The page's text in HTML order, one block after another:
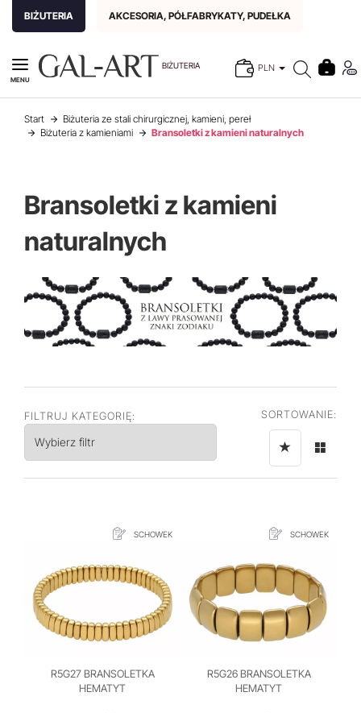
BIŻUTERIA AKCESORIA, PÓŁFABRYKATY, PUDEŁKA
BIŻUTERIA PLN
MENU
Start
Biżuteria ze stali chirurgicznej, kamieni, pereł
Biżuteria z kamieniami
Bransoletki z kamieni naturalnych
Bransoletki z kamieni
naturalnych
FILTRUJ KATEGORIĘ:
Wybierz filtr
SORTOWANIE:
SCHOWEK
R5G27 BRANSOLETKA
HEMATYT
SCHOWEK
R5G26 BRANSOLETKA
HEMATYT